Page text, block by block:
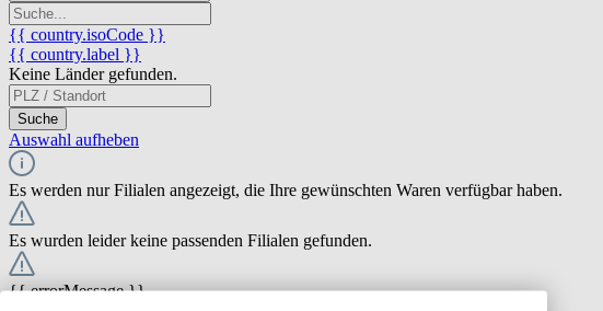
{{ country.isoCode }}
{{ country.label }}
Keine Länder gefunden.
Suche
Auswahl aufheben
Es werden nur Filialen angezeigt, die Ihre gewünschten Waren verfügbar haben.
Es wurden leider keine passenden Filialen gefunden.
{{ errorMessage }}